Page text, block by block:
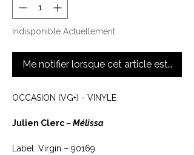
Indisponible Actuellement
Me notifier lorsque cet article est
OCCASION (VG+) - VINYLE
Julien Clerc‎– Mélissa
Label: Virgin ‎– 90169